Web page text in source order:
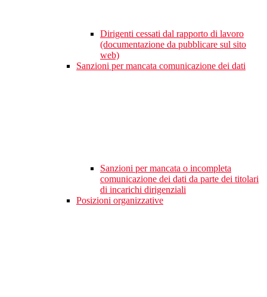
Dirigenti cessati dal rapporto di lavoro
(documentazione da pubblicare sul sito
web)
Sanzioni per mancata comunicazione dei dati
Sanzioni per mancata o incompleta
comunicazione dei dati da parte dei titolari
di incarichi dirigenziali
Posizioni organizzative